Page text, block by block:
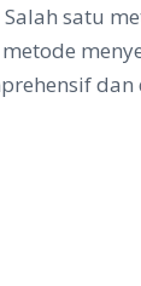
satu
dan